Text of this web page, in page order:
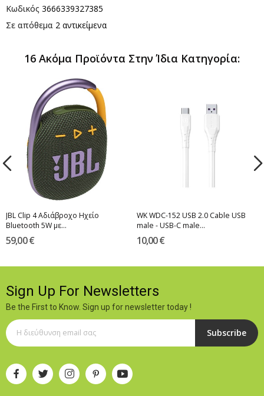
Κωδικός 3666339327385
Σε απόθεμα 2 αντικείμενα
16 Ακόμα Προϊόντα Στην Ίδια Κατηγορία:
JBL Clip 4 Αδιάβροχο Ηχείο
Bluetooth 5W με...
59,00 €
WK WDC-152 USB 2.0 Cable USB
male - USB-C male...
10,00 €
Sign Up For Newsletters
Be the First to Know. Sign up for newsletter today !
Subscribe